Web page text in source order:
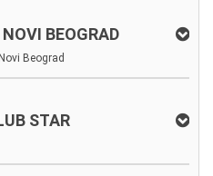
BEOGRAD
Beograd
STAR